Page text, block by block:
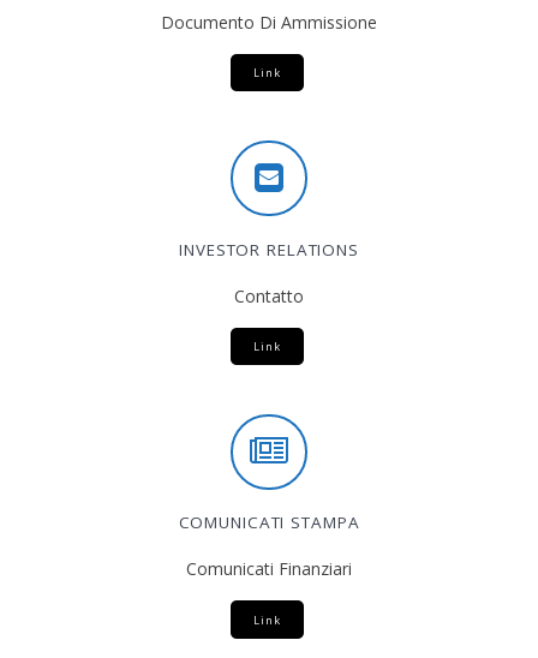
Documento Di Ammissione
Link
INVESTOR RELATIONS
Contatto
Link
COMUNICATI STAMPA
Comunicati Finanziari
Link